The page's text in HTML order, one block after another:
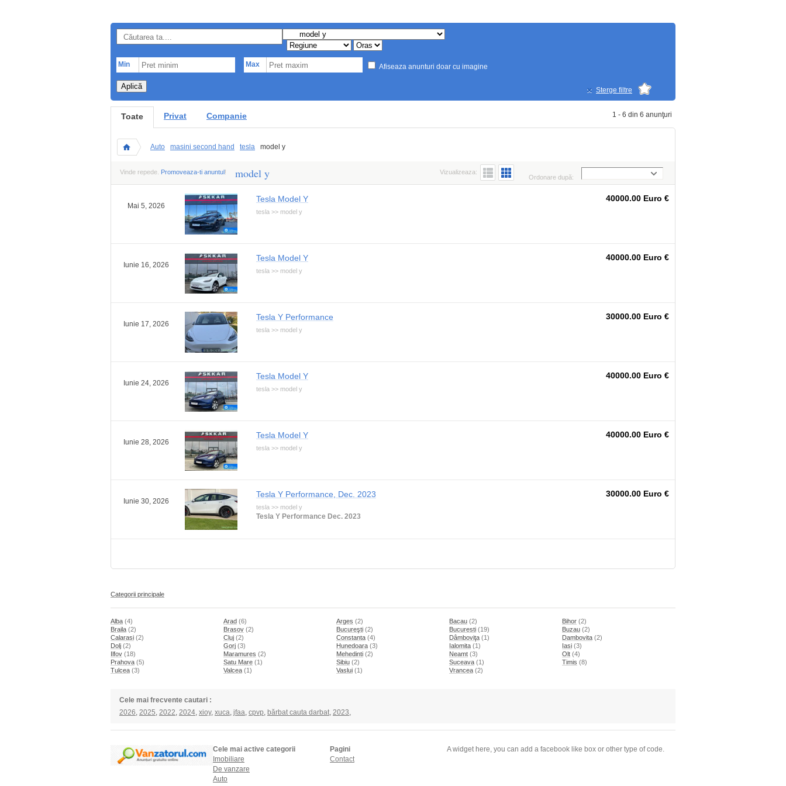
Min Max Afiseaza anunturi doar cu imagine
Aplică Sterge filtre
1 - 6 din 6 anunţuri
Toate Privat Companie
Auto masini second hand tesla model y
Vinde repede. Promoveaza-ti anuntul! model y Ordonare după:
Vizualizeaza:
Mai 5, 2026
Tesla Model Y
tesla >> model y
40000.00 Euro €
Iunie 16, 2026
Tesla Model Y
tesla >> model y
40000.00 Euro €
Iunie 17, 2026
Tesla Y Performance
tesla >> model y
30000.00 Euro €
Iunie 24, 2026
Tesla Model Y
tesla >> model y
40000.00 Euro €
Iunie 28, 2026
Tesla Model Y
tesla >> model y
40000.00 Euro €
Iunie 30, 2026
Tesla Y Performance, Dec. 2023
tesla >> model y
Tesla Y Performance Dec. 2023
30000.00 Euro €
Categorii principale
Alba (4) Arad (6) Arges (2) Bacau (2) Bihor (2)
Braila (2) Brasov (2) Bucureşti (2) Bucuresti (19) Buzau (2)
Calarasi (2) Cluj (2) Constanta (4) Dâmboviţa (1) Dambovita (2)
Dolj (2) Gorj (3) Hunedoara (3) Ialomita (1) Iasi (3)
Ilfov (18) Maramures (2) Mehedinti (2) Neamt (3) Olt (4)
Prahova (5) Satu Mare (1) Sibiu (2) Suceava (1) Timis (8)
Tulcea (3) Valcea (1) Vaslui (1) Vrancea (2)
Cele mai frecvente cautari :
2026, 2025, 2022, 2024, xioy, xuca, jfaa, cpvp, bărbat cauta darbat, 2023,
Cele mai active categorii
Imobiliare
De vanzare
Auto
Pagini
Contact
A widget here, you can add a facebook like box or other type of code.